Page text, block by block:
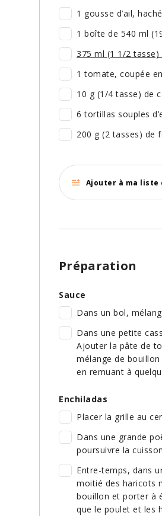
1 gousse d’ail,
1 boîte de 540 ml
375 ml (1 1/2
1 tomate, coupée
10 g (1/4 tasse) de
6 tortillas souples
200 g (2 tasses) de
Ajouter à ma liste
Préparation
Sauce
Dans un bol,
Dans une petite
Ajouter la pâte de
mélange de
en remuant à
Enchiladas
Placer la grille au
Dans une grande
poursuivre la
Entre-temps, dans
moitié des haricots
bouillon et porter à
que le poulet et les